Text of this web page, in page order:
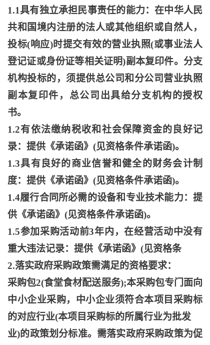
1.1具有独立承担民事责任的能力：在中华人民
共和国境内注册的法人或其他组织或自然人，
投标(响应)时提交有效的营业执照(或事业法人
登记证或身份证等相关证明)副本复印件。分支
机构投标的，须提供总公司和分公司营业执照
副本复印件，总公司出具给分支机构的授权
书。
1.2有依法缴纳税收和社会保障资金的良好记
录：提供《承诺函》(见资格条件承诺函)。
1.3具有良好的商业信誉和健全的财务会计制
度：提供《承诺函》(见资格条件承诺函)。
1.4履行合同所必需的设备和专业技术能力：提
供《承诺函》(见资格条件承诺函)。
1.5参加采购活动前3年内，在经营活动中没有
重大违法记录：提供《承诺函》(见资格条
2.落实政府采购政策需满足的资格要求：
采购包2(食堂食材配送服务);本采购包专门面向
中小企业采购，中小企业须符合本项目采购标
的对应行业(本项目采购标的所属行业为批发
业)的政策划分标准。需落实政府采购政策为促